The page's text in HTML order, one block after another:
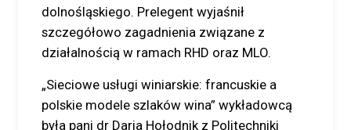
dolnośląskiego. Prelegent wyjaśnił
szczegółowo zagadnienia związane z
działalnością w ramach RHD oraz MLO.
„Sieciowe usługi winiarskie: francuskie a
polskie modele szlaków wina” wykładowcą
była pani dr Daria Hołodnik z Politechniki